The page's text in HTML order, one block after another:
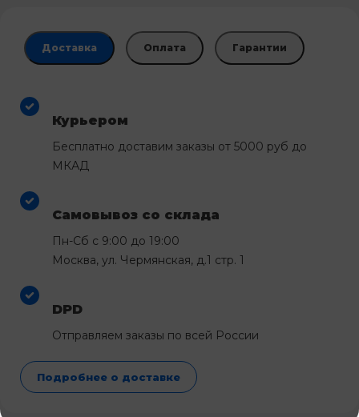
Доставка Оплата Гарантии
Курьером
Бесплатно доставим заказы от 5000 руб до
МКАД
Самовывоз со склада
Пн-Сб с 9:00 до 19:00
Москва, ул. Чермянская, д.1 стр. 1
DPD
Отправляем заказы по всей России
Подробнее о доставке